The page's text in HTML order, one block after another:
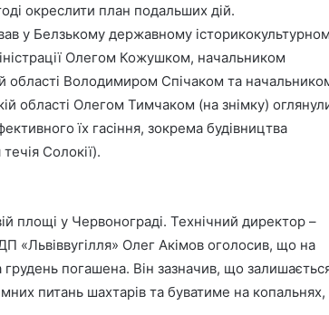
окреслити план подальших дій.
у Белзькому державному
Олегом Кожушком, начальником
області Володимиром Спічаком та
області Олегом Тимчаком (на знімку)
їх гасіння, зокрема будівництва
Солокії).
площі у Червонограді. Технічний директор –
«Львіввугілля» Олег Акімов оголосив, що на
грудень погашена. Він зазначив, що
питань шахтарів та буватиме на копальнях,